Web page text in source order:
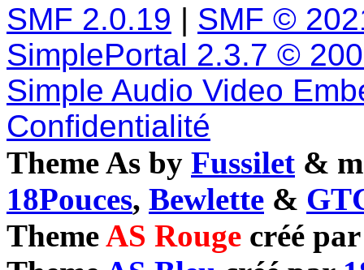
SMF 2.0.19 | SMF ©
SimplePortal 2.3.7 ©
Simple Audio Video
Confidentialité
Theme As by Fussilet &
18Pouces, Bewlette &
ThemeAS Rouge créé